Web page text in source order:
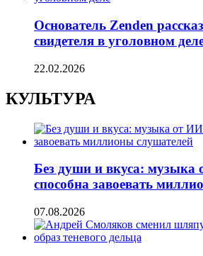
Основатель Zenden
свидетеля в уголовном
22.02.2026
КУЛЬТУРА
Без души и вкуса: музыка
способна завоевать
07.08.2026